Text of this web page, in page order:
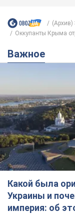
Оккупанты Крыма
Важное
Какой была
Украины и
империя: об